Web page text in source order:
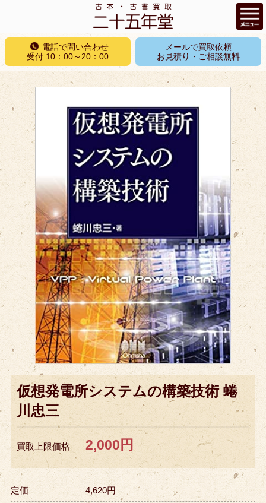
コ
テ
ン
ツ
へ
ス
キ
プ
電話で問い合わせ
受付 10：00～20：00
メールで買取依頼
お見積り・ご相談無料
仮想発電所システムの構築技術 蜷
川忠三
買取上限価格 2,000円
定価 4,620円